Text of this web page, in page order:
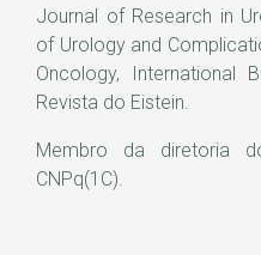
Journal of Research in
of Urology and
Oncology, International
Revista do Eistein.
Membro da diretoria
CNPq(1C).